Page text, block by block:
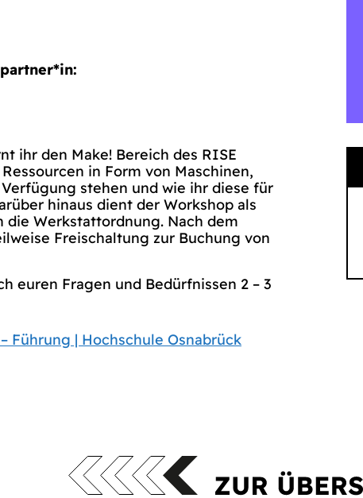
ihr den Make! Bereich des RISE
in Form von Maschinen,
stehen und wie ihr diese für
hinaus dient der Workshop als
Werkstattordnung. Nach dem
Freischaltung zur Buchung von
euren Fragen und Bedürfnissen 2 – 3
Führung | Hochschule Osnabrück